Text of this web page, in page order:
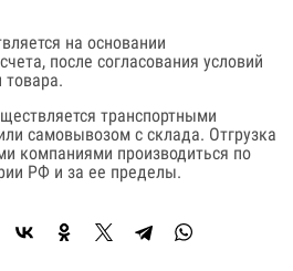
на основании
после согласования условий
товара.
транспортными
самовывозом с склада. Отгрузка
компаниями производиться по
РФ и за ее пределы.